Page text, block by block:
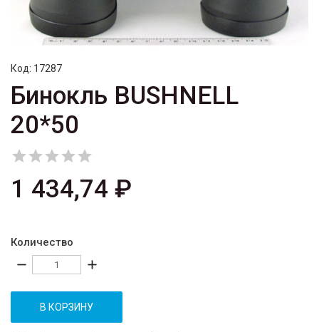
Код: 17287
Бинокль BUSHNELL
20*50

1 434,74 ₽
Количество
remove add
В КОРЗИНУ